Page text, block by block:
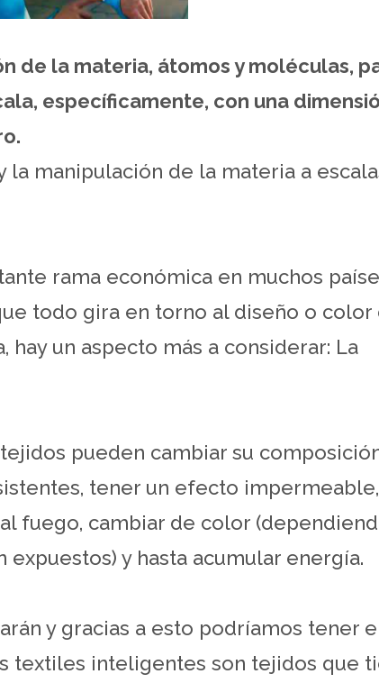
de la materia, átomos y moléculas,
específicamente, con una
la manipulación de la materia a
rama económica en muchos
todo gira en torno al diseño o color
hay un aspecto más a considerar: La
pueden cambiar su
tener un efecto
fuego, cambiar de color
y hasta acumular energía.
y gracias a esto podríamos tener
textiles inteligentes son tejidos que